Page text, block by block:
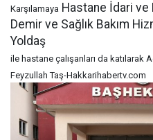
Karşılamaya Hastane İdari
Demir ve Sağlık Bakım
Yoldaş
ile hastane çalışanları da katılarak
Feyzullah Taş-Hakkarihabertv.com